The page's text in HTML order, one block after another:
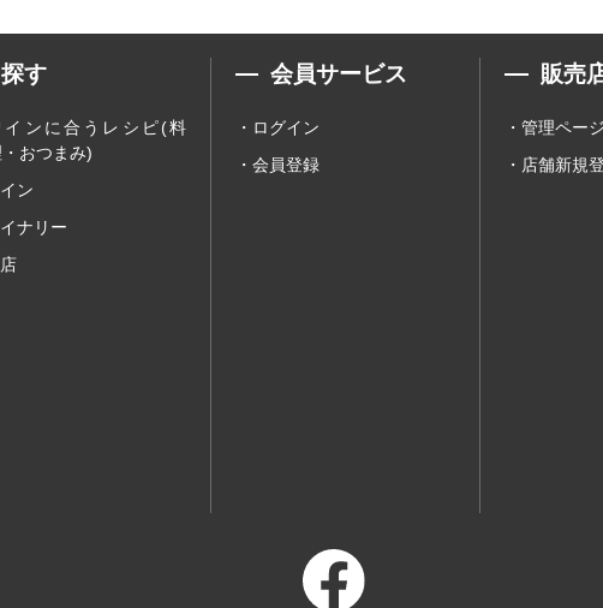
探す
インに合うレシピ(料
おつまみ)
ン
ナリー
会員サービス
ログイン
会員登録
販売
管理ペー
店舗新規